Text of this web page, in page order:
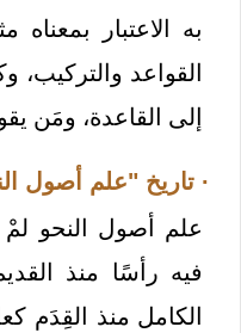
به الاعتبار بمعناه
القواعد
إلى القاعدة، ومَن
· تاريخ "علم أصول
علم أصول النحو لمْ
فيه رأسًا منذ
الكامل منذ القِدَم